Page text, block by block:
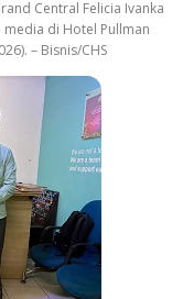
Central Felicia Ivanka
di Hotel Pullman
– Bisnis/CHS